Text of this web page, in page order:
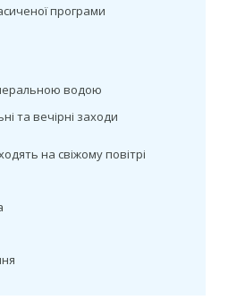
програми
водою
та вечірні заходи
на свіжому повітрі